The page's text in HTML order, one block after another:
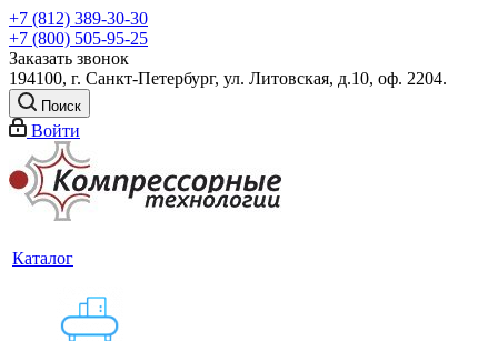
+7 (812) 389-30-30
+7 (800) 505-95-25
Заказать звонок
194100, г. Санкт-Петербург, ул. Литовская, д.10, оф. 2204.
Поиск
Войти
Каталог